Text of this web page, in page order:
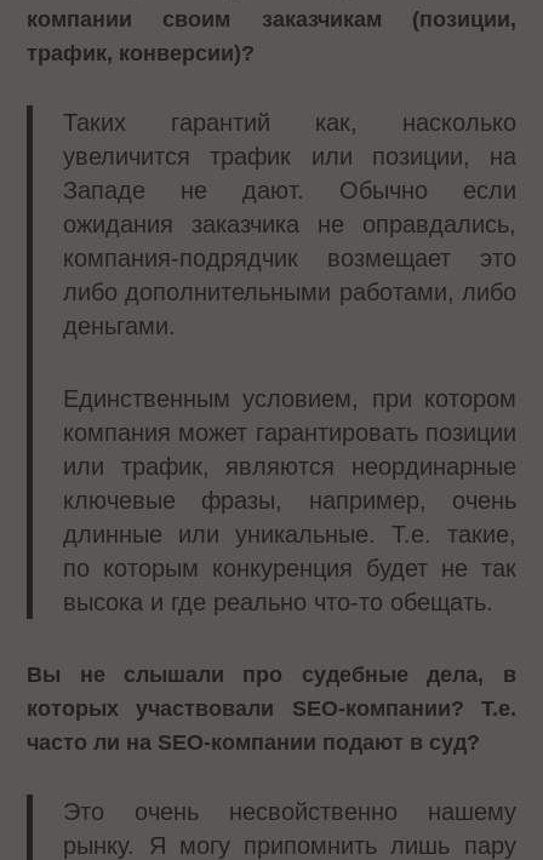
компании своим заказчикам (позиции,
трафик, конверсии)?
Таких гарантий как, насколько
увеличится трафик или позиции, на
Западе не дают. Обычно если
ожидания заказчика не оправдались,
компания-подрядчик возмещает это
либо дополнительными работами, либо
деньгами.
Единственным условием, при котором
компания может гарантировать позиции
или трафик, являются неординарные
ключевые фразы, например, очень
длинные или уникальные. Т.е. такие,
по которым конкуренция будет не так
высока и где реально что-то обещать.
Вы не слышали про судебные дела, в
которых участвовали SEO-компании? Т.е.
часто ли на SEO-компании подают в суд?
Это очень несвойственно нашему
рынку. Я могу припомнить лишь пару